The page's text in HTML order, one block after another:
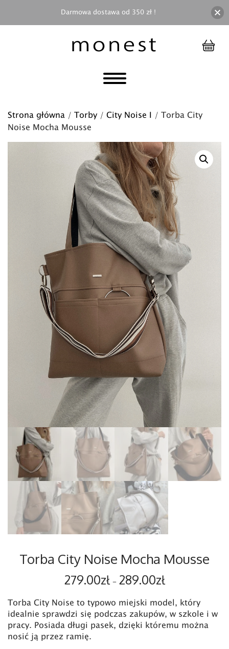
Strona główna / Torby / City Noise I / Torba City
Noise Mocha Mousse
Torba City Noise Mocha Mousse
279.00zł – 289.00złZakres cen: od
Torba City Noise to typowo miejski model, który
idealnie sprawdzi się podczas zakupów, w szkole i w
pracy. Posiada długi pasek, dzięki któremu można
nosić ją przez ramię.
Darmowa dostawa od 350 zł !